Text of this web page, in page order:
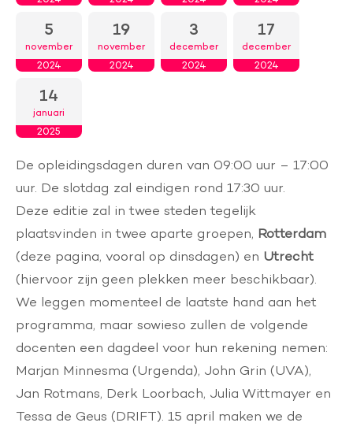
5
november
2024
19
november
2024
3
december
2024
17
december
2024
14
januari
2025
De opleidingsdagen duren van 09:00 uur – 17:00
uur. De slotdag zal eindigen rond 17:30 uur.
Deze editie zal in twee steden tegelijk
plaatsvinden in twee aparte groepen, Rotterdam
(deze pagina, vooral op dinsdagen) en Utrecht
(hiervoor zijn geen plekken meer beschikbaar).
We leggen momenteel de laatste hand aan het
programma, maar sowieso zullen de volgende
docenten een dagdeel voor hun rekening nemen:
Marjan Minnesma (Urgenda), John Grin (UVA),
Jan Rotmans, Derk Loorbach, Julia Wittmayer en
Tessa de Geus (DRIFT). 15 april maken we de